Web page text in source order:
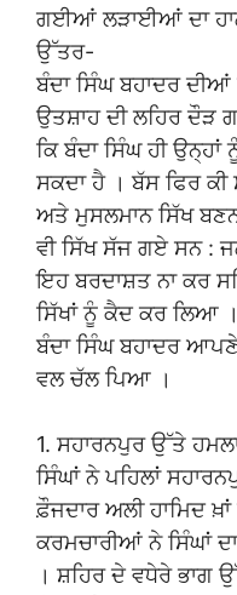
ਗਈਆਂ ਲੜਾਈਆਂ ਦਾ
ਉੱਤਰ-
ਬੰਦਾ ਸਿੰਘ ਬਹਾਦਰ
ਉਤਸ਼ਾਹ ਦੀ ਲਹਿਰ ਦੌੜ
ਕਿ ਬੰਦਾ ਸਿੰਘ ਹੀ
ਸਕਦਾ ਹੈ । ਬੱਸ ਫਿਰ ਕੀ
ਅਤੇ ਮੁਸਲਮਾਨ ਸਿੱਖ
ਵੀ ਸਿੱਖ ਸੱਜ ਗਏ ਸਨ :
ਇਹ ਬਰਦਾਸ਼ਤ ਨਾ ਕਰ
ਸਿੱਖਾਂ ਨੂੰ ਕੈਦ ਕਰ ਲਿਆ
ਬੰਦਾ ਸਿੰਘ ਬਹਾਦਰ
ਵਲ ਚੱਲ ਪਿਆ ।
1. ਸਹਾਰਨਪੁਰ ਉੱਤੇ
ਸਿੰਘਾਂ ਨੇ ਪਹਿਲਾਂ
ਫ਼ੌਜਦਾਰ ਅਲੀ ਹਾਮਿਦ
ਕਰਮਚਾਰੀਆਂ ਨੇ ਸਿੰਘਾਂ
। ਸ਼ਹਿਰ ਦੇ ਵਧੇਰੇ ਭਾਗ